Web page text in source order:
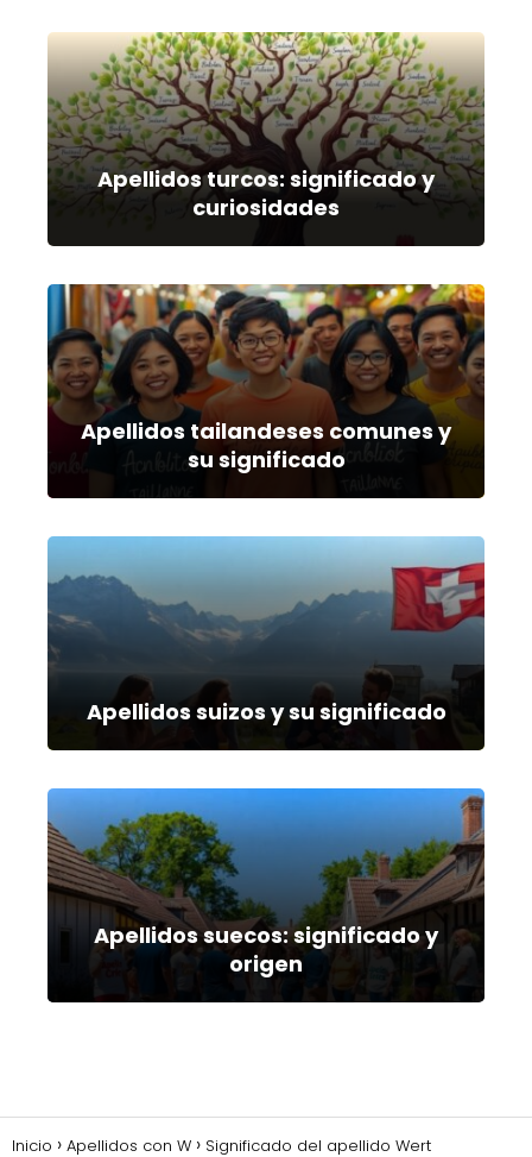
Apellidos turcos: significado y
curiosidades
Apellidos tailandeses comunes y
su significado
Apellidos suizos y su significado
Apellidos suecos: significado y
origen
Inicio Apellidos con W Significado del apellido Wert